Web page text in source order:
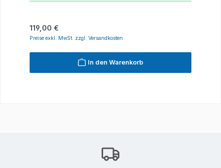
Regulärer Preis:
119,00 €
Preise exkl. MwSt. zzgl. Versandkosten
In den Warenkorb